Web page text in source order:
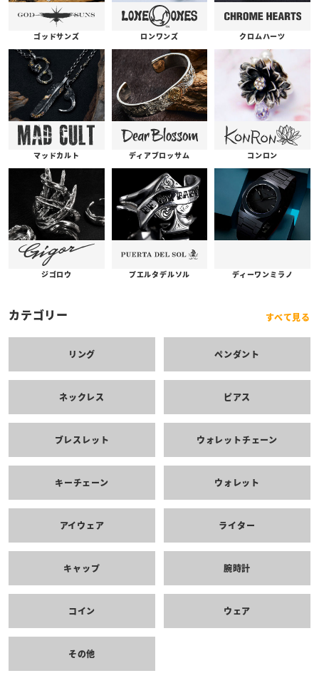
ゴッドサンズ ロンワンズ クロムハーツ
マッドカルト ディアブロッサム コンロン
ジゴロウ プエルタデルソル ディーワンミラノ
カテゴリー すべて見る
リング ペンダント
ネックレス ピアス
ブレスレット ウォレットチェーン
キーチェーン ウォレット
アイウェア ライター
キャップ 腕時計
コイン ウェア
その他